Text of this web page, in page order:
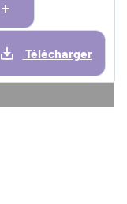
Télécharger